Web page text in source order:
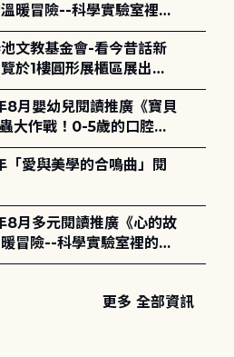
暖冒險--科學實驗室裡的
池文教基金會-看今昔話新
於1樓圓形展櫃區展出，
8月嬰幼兒閱讀推廣《寶貝
大作戰！0-5歲的口腔照
「愛與美學的合鳴曲」閱
8月多元閱讀推廣《心的故
冒險--科學實驗室裡的放
更多 全部資訊